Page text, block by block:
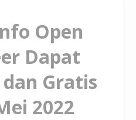
Open
Dapat
Gratis
2022